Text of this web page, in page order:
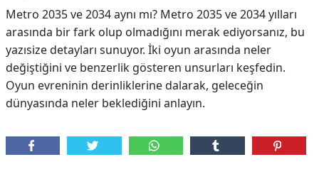
Metro 2035 ve 2034 aynı mı? Metro 2035 ve 2034 yılları
arasında bir fark olup olmadığını merak ediyorsanız, bu
yazısize detayları sunuyor. İki oyun arasında neler
değiştiğini ve benzerlik gösteren unsurları keşfedin.
Oyun evreninin derinliklerine dalarak, geleceğin
dünyasında neler beklediğini anlayın.